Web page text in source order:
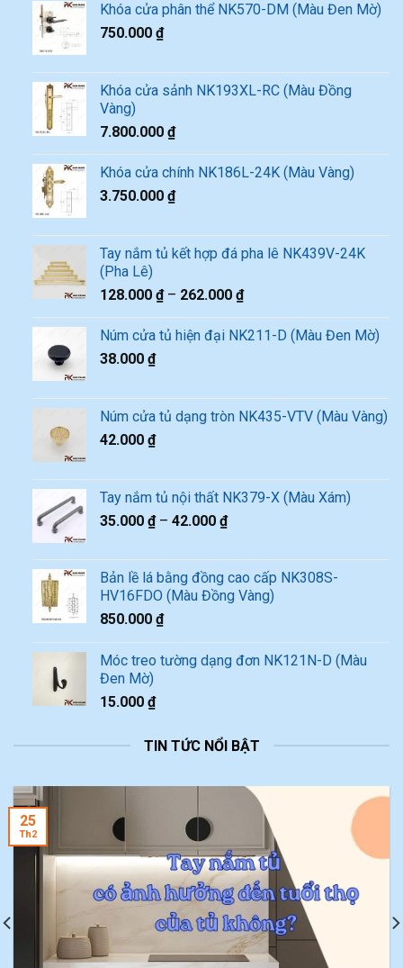
Khóa cửa phân thể NK570-DM (Màu Đen Mờ)
750.000 ₫
Khóa cửa sảnh NK193XL-RC (Màu Đồng
Vàng)
7.800.000 ₫
Khóa cửa chính NK186L-24K (Màu Vàng)
3.750.000 ₫
Tay nắm tủ kết hợp đá pha lê NK439V-24K
(Pha Lê)
128.000 ₫– 262.000 ₫
Núm cửa tủ hiện đại NK211-D (Màu Đen Mờ)
38.000 ₫
Núm cửa tủ dạng tròn NK435-VTV (Màu Vàng)
42.000 ₫
Tay nắm tủ nội thất NK379-X (Màu Xám)
35.000 ₫– 42.000 ₫
Bản lề lá bằng đồng cao cấp NK308S-
HV16FDO (Màu Đồng Vàng)
850.000 ₫
Móc treo tường dạng đơn NK121N-D (Màu
Đen Mờ)
15.000 ₫
TIN TỨC NỔI BẬT
25
Th2